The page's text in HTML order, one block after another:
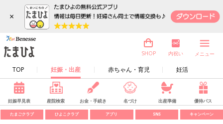
×
TOP 妊娠・出産 赤ちゃん・育児 妊活
SHOP 内祝い メニュー
妊娠早見表 産院検索 お金・手続き 名づけ 出産準備 優待パス
たまごクラブ ひよこクラブ アプリ SNS キャンペーン